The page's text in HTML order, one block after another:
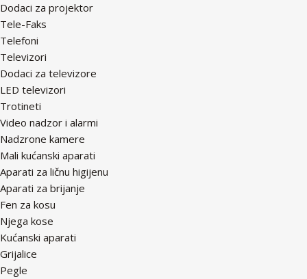
Dodaci za projektor
Tele-Faks
Telefoni
Televizori
Dodaci za televizore
LED televizori
Trotineti
Video nadzor i alarmi
Nadzrone kamere
Mali kućanski aparati
Aparati za ličnu higijenu
Aparati za brijanje
Fen za kosu
Njega kose
Kućanski aparati
Grijalice
Pegle